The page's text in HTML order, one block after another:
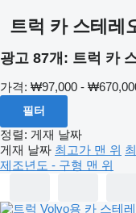
트럭 카 스테레
광고 87개: 트럭 카
가격: ₩97,000 -
필터
정렬: 게재 날짜
게재 날짜 최고가 맨 위
제조년도 - 구형 맨 위